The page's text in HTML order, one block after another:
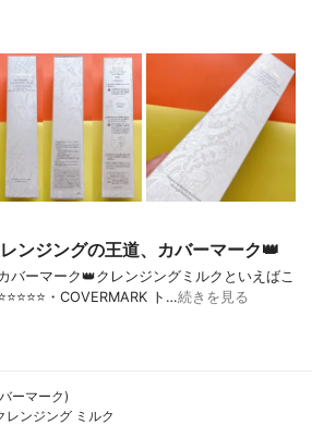
ンジングの王道、カバーマーク👑
バーマーク👑クレンジングミルクといえばこ
・COVERMARK ト…続きを見る
ーマーク)
レンジング ミルク